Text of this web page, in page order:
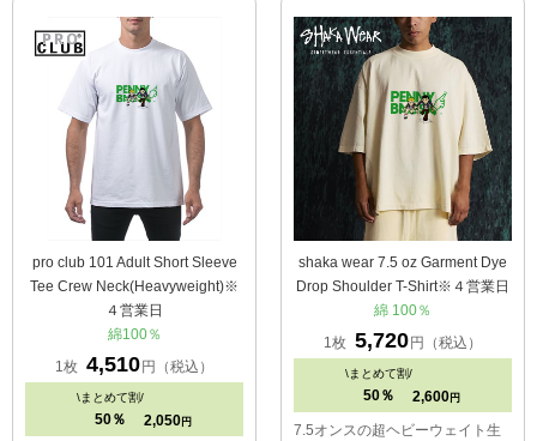
pro club 101 Adult Short Sleeve
Tee Crew Neck(Heavyweight)※
４営業日
綿100％
1枚 4,510 円（税込）
\まとめて割/
50％ 2,050 円
shaka wear 7.5 oz Garment Dye
Drop Shoulder T-Shirt※４営業日
綿 100％
1枚 5,720 円（税込）
\まとめて割/
50％ 2,600 円
7.5オンスの超ヘビーウェイト生